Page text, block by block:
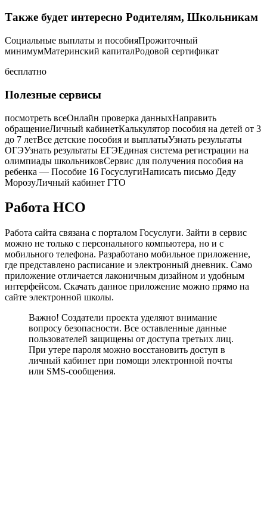
Также будет интересно Родителям, Школьникам
Социальные выплаты и пособияПрожиточный
минимумМатеринский капиталРодовой сертификат
бесплатно
Полезные сервисы
посмотреть всеОнлайн проверка данныхНаправить
обращениеЛичный кабинетКалькулятор пособия на детей от 3
до 7 летВсе детские пособия и выплатыУзнать результаты
ОГЭУзнать результаты ЕГЭЕдиная система регистрации на
олимпиады школьниковСервис для получения пособия на
ребенка — Пособие 16 ГосуслугиНаписать письмо Деду
МорозуЛичный кабинет ГТО
Работа НСО
Работа сайта связана с порталом Госуслуги. Зайти в сервис
можно не только с персонального компьютера, но и с
мобильного телефона. Разработано мобильное приложение,
где представлено расписание и электронный дневник. Само
приложение отличается лаконичным дизайном и удобным
интерфейсом. Скачать данное приложение можно прямо на
сайте электронной школы.
Важно! Создатели проекта уделяют внимание
вопросу безопасности. Все оставленные данные
пользователей защищены от доступа третьих лиц.
При утере пароля можно восстановить доступ в
личный кабинет при помощи электронной почты
или SMS-сообщения.